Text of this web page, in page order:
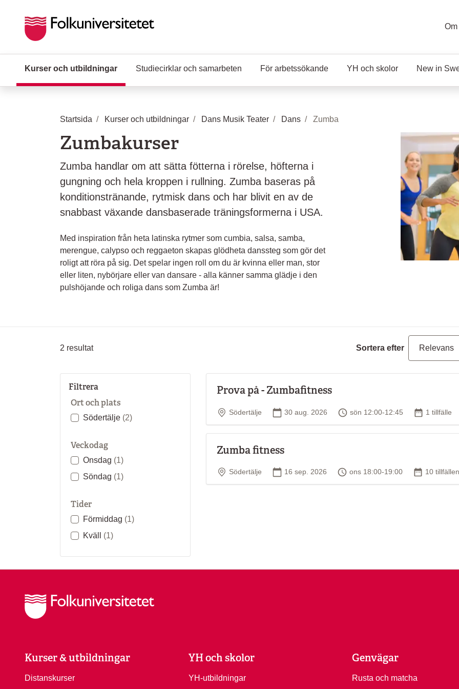
Kurser och utbildningar (Aktuell sida)
Studiecirklar och samarbeten För arbetssökande YH och skolor New in
Startsida Kurser och utbildningar Dans Musik Teater Dans Zumba
Zumbakurser
Zumba handlar om att sätta fötterna i rörelse, höfterna i
gungning och hela kroppen i rullning. Zumba baseras på
konditionstränande, rytmisk dans och har blivit en av de
snabbast växande dansbaserade träningsformerna i USA.
Med inspiration från heta latinska rytmer som cumbia, salsa, samba,
merengue, calypso och reggaeton skapas glödheta danssteg som gör det
roligt att röra på sig. Det spelar ingen roll om du är kvinna eller man, stor
eller liten, nybörjare eller van dansare - alla känner samma glädje i den
pulshöjande och roliga dans som Zumba är!
Sortera efter
2 resultat
Filtrera
Ort och plats
Södertälje (2)
Veckodag
Onsdag (1)
Söndag (1)
Tider
Förmiddag (1)
Kväll (1)
Prova på - Zumbafitness
Plats
Södertälje Startdatum
30 aug. 2026 Tid
sön 12:00-12:45 Antal
1 tillfälle
Zumba fitness
Plats
Södertälje Startdatum
16 sep. 2026 Tid
ons 18:00-19:00 Antal
10 tillfällen
Kurser & utbildningar
Distanskurser
YH och skolor
YH-utbildningar
Genvägar
Rusta och matcha